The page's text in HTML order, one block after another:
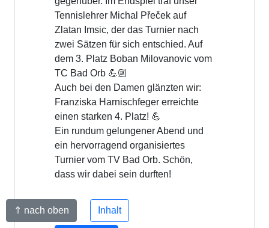
soweit anwesend, zu ehren.
Die Damen-Clubmeisterin Ines
Janssen sowie die Vizemeisterin
Melanie Nguyen Van erhielten die
Einzel-Pokale. Melanie und Angelika
Neumann erhielten weiterhin den
Pokal für den Doppel-Titel.
In gemütlicher Runde klang das Jahr
in vorweihnachtlicher Stimmung aus.
⇑ nach oben Inhalt